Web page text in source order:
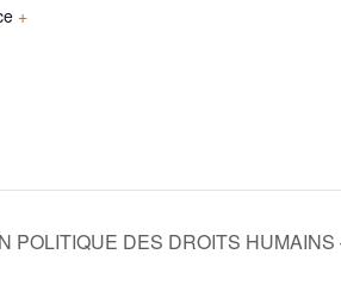
+
POLITIQUE DES DROITS